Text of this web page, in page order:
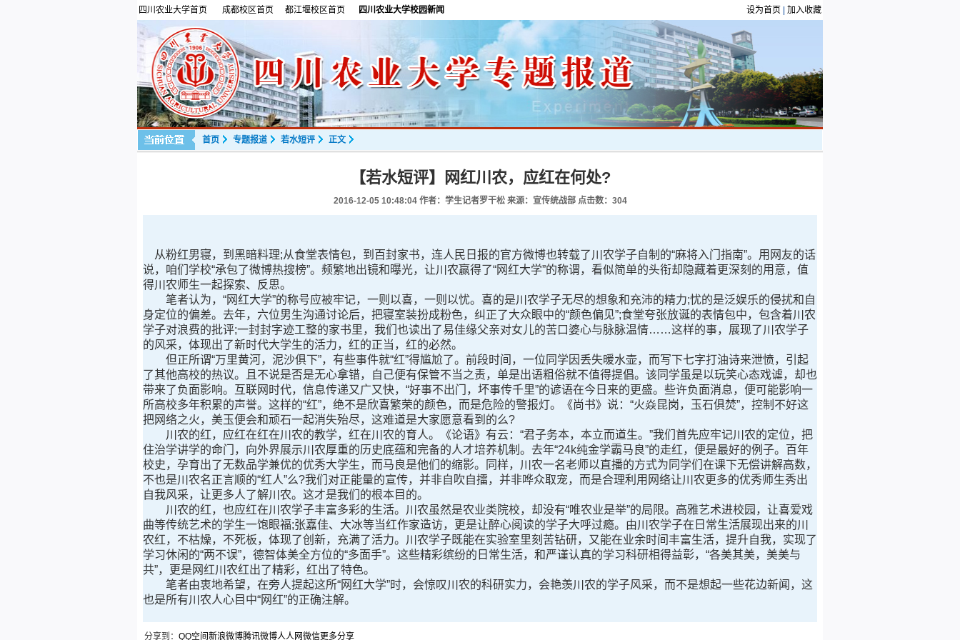
四川农业大学首页 成都校区首页 都江堰校区首页 四川农业大学校园新闻 设为首页 加入收藏
首页 专题报道 若水短评 正文
【若水短评】网红川农，应红在何处?
2016-12-05 10:48:04作者：学生记者罗干松 来源：宣传统战部 点击数： 304
从粉红男寝，到黑暗料理;从食堂表情包，到百封家书，连人民日报的官方微博也转载了川农学子自制的“麻将入门指南”。用网友的话
说，咱们学校“承包了微博热搜榜”。频繁地出镜和曝光，让川农赢得了“网红大学”的称谓，看似简单的头衔却隐藏着更深刻的用意，值
得川农师生一起探索、反思。
笔者认为，“网红大学”的称号应被牢记，一则以喜，一则以忧。喜的是川农学子无尽的想象和充沛的精力;忧的是泛娱乐的侵扰和自
身定位的偏差。去年，六位男生沟通讨论后，把寝室装扮成粉色，纠正了大众眼中的“颜色偏见”;食堂夸张放诞的表情包中，包含着川农
学子对浪费的批评;一封封字迹工整的家书里，我们也读出了易佳缘父亲对女儿的苦口婆心与脉脉温情……这样的事，展现了川农学子
的风采，体现出了新时代大学生的活力，红的正当，红的必然。
但正所谓“万里黄河，泥沙俱下”，有些事件就“红”得尴尬了。前段时间，一位同学因丢失暖水壶，而写下七字打油诗来泄愤，引起
了其他高校的热议。且不说是否是无心拿错，自己便有保管不当之责，单是出语粗俗就不值得提倡。该同学虽是以玩笑心态戏谑，却也
带来了负面影响。互联网时代，信息传递又广又快，“好事不出门，坏事传千里”的谚语在今日来的更盛。些许负面消息，便可能影响一
所高校多年积累的声誉。这样的“红”，绝不是欣喜繁荣的颜色，而是危险的警报灯。《尚书》说：“火焱昆岗，玉石俱焚”，控制不好这
把网络之火，美玉便会和顽石一起消失殆尽，这难道是大家愿意看到的么?
川农的红，应红在红在川农的教学，红在川农的育人。《论语》有云：“君子务本，本立而道生。”我们首先应牢记川农的定位，把
住治学讲学的命门，向外界展示川农厚重的历史底蕴和完备的人才培养机制。去年“24k纯金学霸马良”的走红，便是最好的例子。百年
校史，孕育出了无数品学兼优的优秀大学生，而马良是他们的缩影。同样，川农一名老师以直播的方式为同学们在课下无偿讲解高数，
不也是川农名正言顺的“红人”么?我们对正能量的宣传，并非自吹自擂，并非哗众取宠，而是合理利用网络让川农更多的优秀师生秀出
自我风采，让更多人了解川农。这才是我们的根本目的。
川农的红，也应红在川农学子丰富多彩的生活。川农虽然是农业类院校，却没有“唯农业是举”的局限。高雅艺术进校园，让喜爱戏
曲等传统艺术的学生一饱眼福;张嘉佳、大冰等当红作家造访，更是让醉心阅读的学子大呼过瘾。由川农学子在日常生活展现出来的川
农红，不枯燥，不死板，体现了创新，充满了活力。川农学子既能在实验室里刻苦钻研，又能在业余时间丰富生活，提升自我，实现了
学习休闲的“两不误”，德智体美全方位的“多面手”。这些精彩缤纷的日常生活，和严谨认真的学习科研相得益彰，“各美其美，美美与
共”，更是网红川农红出了精彩，红出了特色。
笔者由衷地希望，在旁人提起这所“网红大学”时，会惊叹川农的科研实力，会艳羡川农的学子风采，而不是想起一些花边新闻，这
也是所有川农人心目中“网红”的正确注解。
分享到： QQ空间 新浪微博腾讯微博人人网微信更多分享